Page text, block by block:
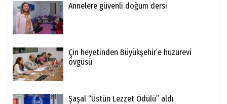
Annelere güvenli doğum dersi
Çin heyetinden Büyükşehir’e huzurevi
övgüsü
Şaşal “Üstün Lezzet Ödülü” aldı